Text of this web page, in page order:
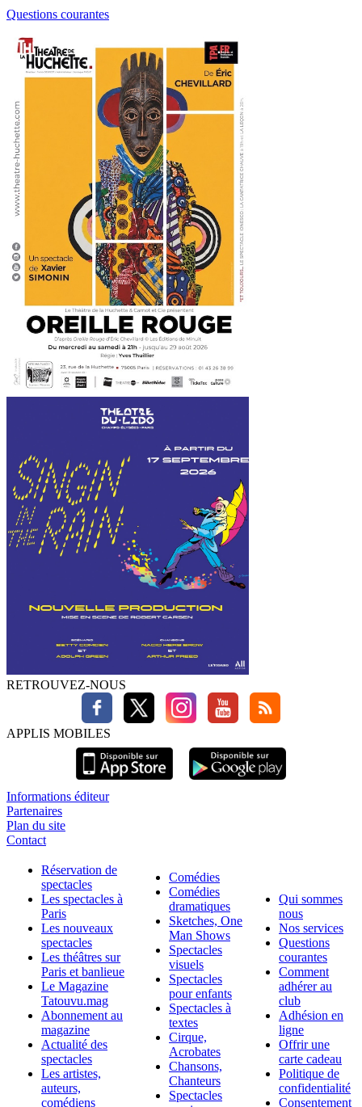
Questions courantes
RETROUVEZ-NOUS
APPLIS MOBILES
Informations éditeur
Partenaires
Plan du site
Contact
Réservation de
spectacles
Les spectacles à
Paris
Les nouveaux
spectacles
Les théâtres sur
Paris et banlieue
Le Magazine
Tatouvu.mag
Abonnement au
magazine
Actualité des
spectacles
Les artistes,
auteurs,
comédiens
Comédies
Comédies
dramatiques
Sketches, One
Man Shows
Spectacles
visuels
Spectacles
pour enfants
Spectacles à
textes
Cirque,
Acrobates
Chansons,
Chanteurs
Spectacles
Qui sommes
nous
Nos services
Questions
courantes
Comment
adhérer au
club
Adhésion en
ligne
Offrir une
carte cadeau
Politique de
confidentialité
Consentement